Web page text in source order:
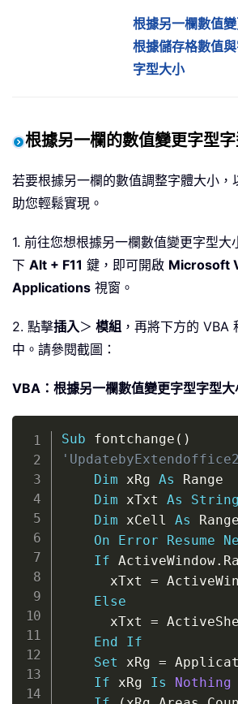
根據另一欄數值
根據儲存格數值
字型大小
根據另一欄的數值變更字型
若要根據另一欄的數值調整字體大小
助您輕鬆實現。
1. 前往您想根據另一欄數值變更字型大
下 Alt + F11 鍵，即可開啟 Microsoft
Applications 視窗。
2. 點擊插入＞ 模組 ，再將下方的 VBA
中。請參閱截圖：
VBA：根據另一欄數值變更字型字型大
Sub fontchange ( )
Dim xRg As Range
Dim xTxt As
String
Dim xCell As Range
On
Error Resume
If ActiveWindow.
      xTxt
=
Else
      xTxt
=
End
If
Set xRg =
If xRg Is Nothing